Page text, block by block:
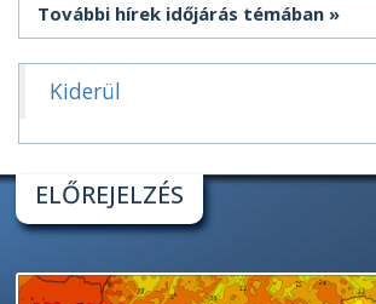
További hírek időjárás témában
Kiderül
ELŐREJELZÉS